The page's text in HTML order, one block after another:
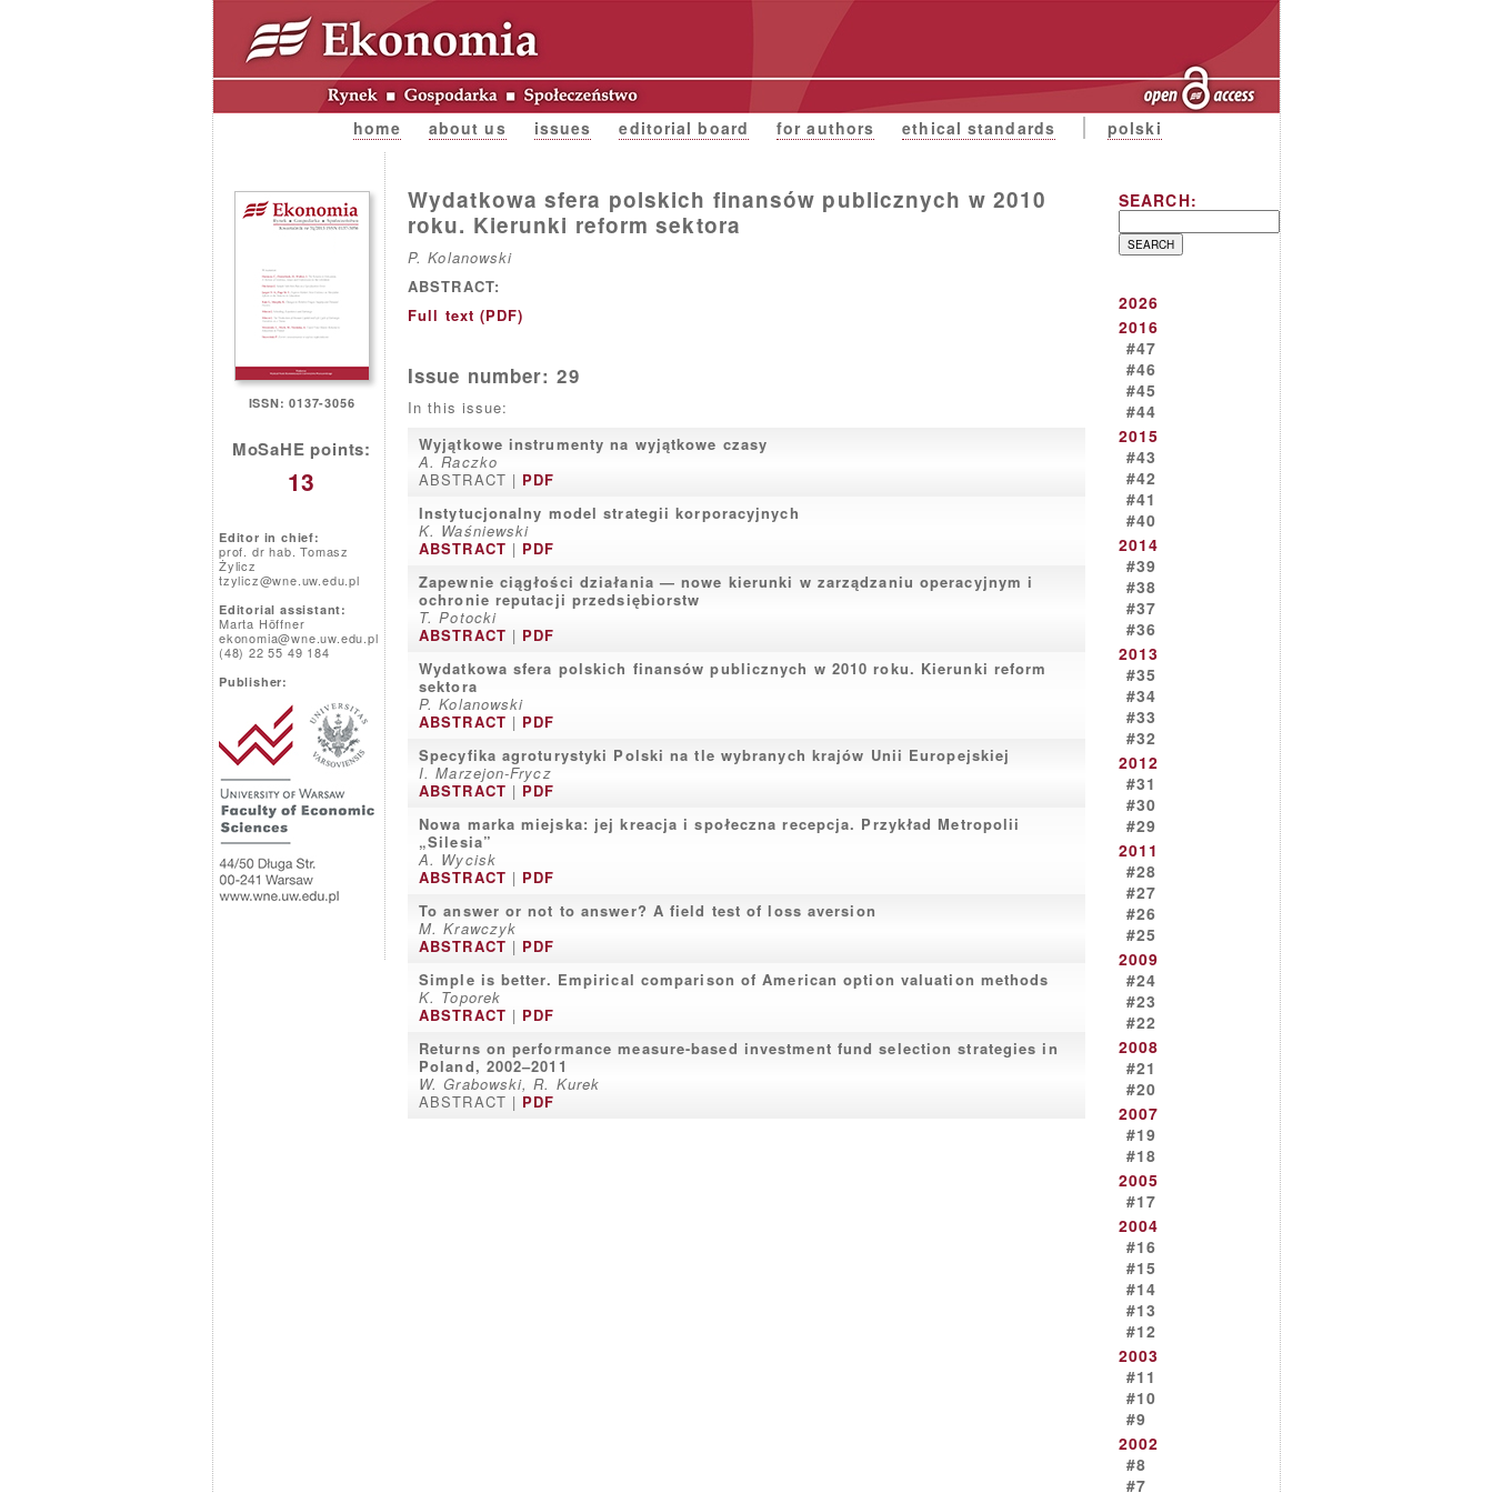
home about us issues editorial board for authors ethical standards polski
ISSN: 0137-3056
MoSaHE points:
13
Editor in chief:
prof. dr hab. Tomasz
Żylicz
tzylicz@wne.uw.edu.pl
Editorial assistant:
Marta Höffner
ekonomia@wne.uw.edu.pl
(48) 22 55 49 184
Publisher:
Wydatkowa sfera polskich finansów publicznych w 2010
roku. Kierunki reform sektora
P. Kolanowski
ABSTRACT:
Full text (PDF)
Issue number: 29
In this issue:
Wyjątkowe instrumenty na wyjątkowe czasy
A. Raczko
ABSTRACT | PDF
Instytucjonalny model strategii korporacyjnych
K. Waśniewski
ABSTRACT | PDF
Zapewnie ciągłości działania — nowe kierunki w zarządzaniu operacyjnym i
ochronie reputacji przedsiębiorstw
T. Potocki
ABSTRACT | PDF
Wydatkowa sfera polskich finansów publicznych w 2010 roku. Kierunki reform
sektora
P. Kolanowski
ABSTRACT | PDF
Specyfika agroturystyki Polski na tle wybranych krajów Unii Europejskiej
I. Marzejon-Frycz
ABSTRACT | PDF
Nowa marka miejska: jej kreacja i społeczna recepcja. Przykład Metropolii
„Silesia”
A. Wycisk
ABSTRACT | PDF
To answer or not to answer? A field test of loss aversion
M. Krawczyk
ABSTRACT | PDF
Simple is better. Empirical comparison of American option valuation methods
K. Toporek
ABSTRACT | PDF
Returns on performance measure-based investment fund selection strategies in
Poland, 2002–2011
W. Grabowski, R. Kurek
ABSTRACT | PDF
SEARCH:
2026
2016
#47
#46
#45
#44
2015
#43
#42
#41
#40
2014
#39
#38
#37
#36
2013
#35
#34
#33
#32
2012
#31
#30
#29
2011
#28
#27
#26
#25
2009
#24
#23
#22
2008
#21
#20
2007
#19
#18
2005
#17
2004
#16
#15
#14
#13
#12
2003
#11
#10
#9
2002
#8
#7